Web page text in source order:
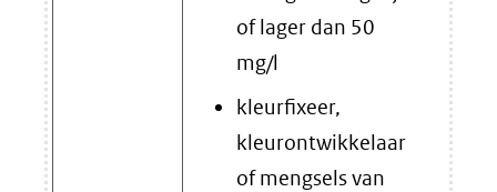
of lager dan 50
mg/l
kleurfixeer,
kleurontwikkelaar
of mengsels van